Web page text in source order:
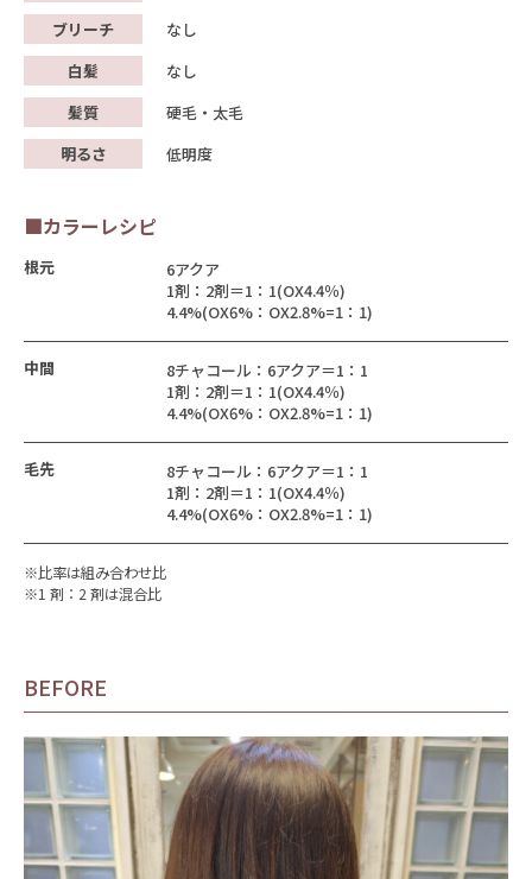
ブリーチ
なし
白髪
なし
髪質
硬毛・太毛
明るさ
低明度
■カラーレシピ
根元
6アクア
1剤：2剤＝1：1(OX4.4％)
4.4%(OX6%：OX2.8%=1：1)
中間
8チャコール：6アクア＝1：1
1剤：2剤＝1：1(OX4.4％)
4.4%(OX6%：OX2.8%=1：1)
毛先
8チャコール：6アクア＝1：1
1剤：2剤＝1：1(OX4.4％)
4.4%(OX6%：OX2.8%=1：1)
※比率は組み合わせ比
※1 剤：2 剤は混合比
BEFORE